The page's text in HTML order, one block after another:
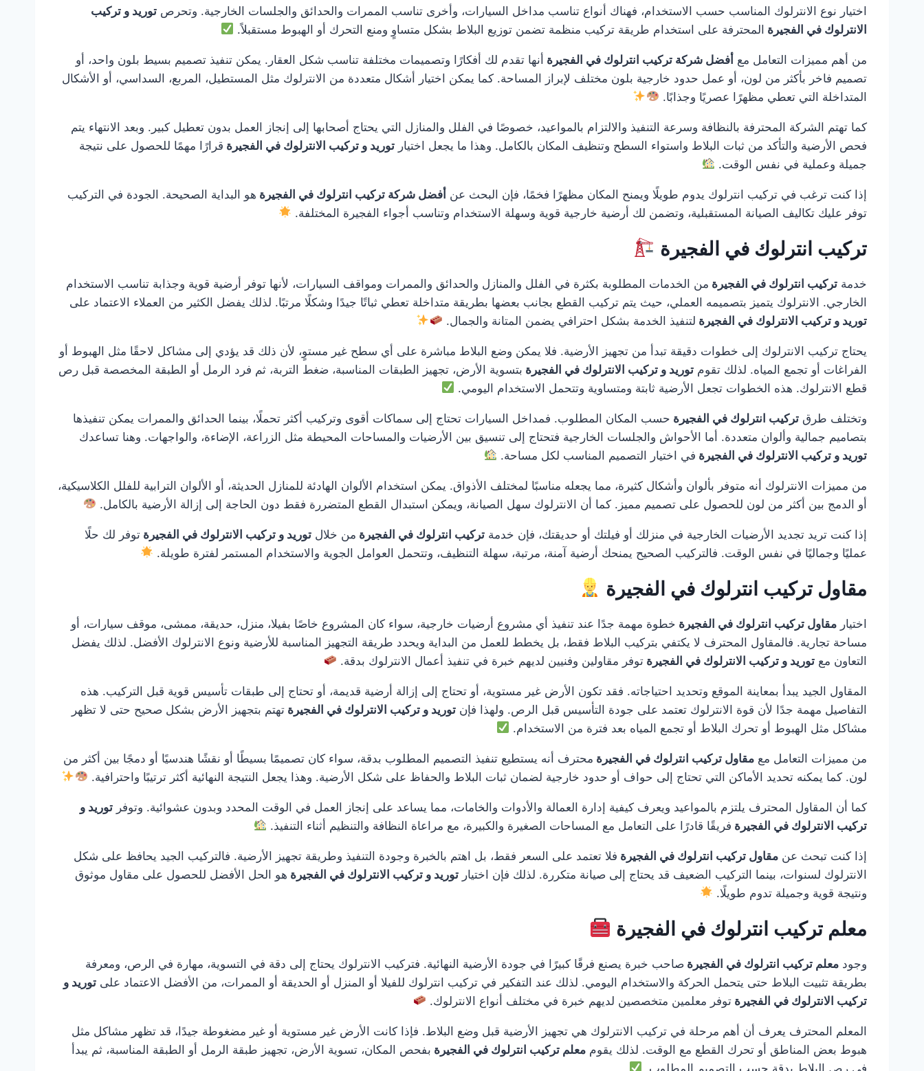
اختيار نوع الانترلوك المناسب حسب الاستخدام، فهناك أنواع تناسب مداخل السيارات، وأخرى تناسب الممرات والحدائق والجلسات الخارجية. وتحرص توريد و تركيب
الانترلوك في الفجيرة المحترفة على استخدام طريقة تركيب منظمة تضمن توزيع البلاط بشكل متساوٍ ومنع التحرك أو الهبوط مستقبلاً.
من أهم مميزات التعامل مع أفضل شركة تركيب انترلوك في الفجيرة أنها تقدم لك أفكارًا وتصميمات مختلفة تناسب شكل العقار. يمكن تنفيذ تصميم بسيط بلون واحد، أو
تصميم فاخر بأكثر من لون، أو عمل حدود خارجية بلون مختلف لإبراز المساحة. كما يمكن اختيار أشكال متعددة من الانترلوك مثل المستطيل، المربع، السداسي، أو الأشكال
المتداخلة التي تعطي مظهرًا عصريًا وجذابًا.
كما تهتم الشركة المحترفة بالنظافة وسرعة التنفيذ والالتزام بالمواعيد، خصوصًا في الفلل والمنازل التي يحتاج أصحابها إلى إنجاز العمل بدون تعطيل كبير. وبعد الانتهاء يتم
فحص الأرضية والتأكد من ثبات البلاط واستواء السطح وتنظيف المكان بالكامل. وهذا ما يجعل اختيار توريد و تركيب الانترلوك في الفجيرة قرارًا مهمًا للحصول على نتيجة
جميلة وعملية في نفس الوقت.
إذا كنت ترغب في تركيب انترلوك يدوم طويلًا ويمنح المكان مظهرًا فخمًا، فإن البحث عن أفضل شركة تركيب انترلوك في الفجيرة هو البداية الصحيحة. الجودة في التركيب
توفر عليك تكاليف الصيانة المستقبلية، وتضمن لك أرضية خارجية قوية وسهلة الاستخدام وتناسب أجواء الفجيرة المختلفة.
تركيب انترلوك في الفجيرة
خدمة تركيب انترلوك في الفجيرة من الخدمات المطلوبة بكثرة في الفلل والمنازل والحدائق والممرات ومواقف السيارات، لأنها توفر أرضية قوية وجذابة تناسب الاستخدام
الخارجي. الانترلوك يتميز بتصميمه العملي، حيث يتم تركيب القطع بجانب بعضها بطريقة متداخلة تعطي ثباتًا جيدًا وشكلًا مرتبًا. لذلك يفضل الكثير من العملاء الاعتماد على
توريد و تركيب الانترلوك في الفجيرة لتنفيذ الخدمة بشكل احترافي يضمن المتانة والجمال.
يحتاج تركيب الانترلوك إلى خطوات دقيقة تبدأ من تجهيز الأرضية. فلا يمكن وضع البلاط مباشرة على أي سطح غير مستوٍ، لأن ذلك قد يؤدي إلى مشاكل لاحقًا مثل الهبوط أو
الفراغات أو تجمع المياه. لذلك تقوم توريد و تركيب الانترلوك في الفجيرة بتسوية الأرض، تجهيز الطبقات المناسبة، ضغط التربة، ثم فرد الرمل أو الطبقة المخصصة قبل رص
قطع الانترلوك. هذه الخطوات تجعل الأرضية ثابتة ومتساوية وتتحمل الاستخدام اليومي.
وتختلف طرق تركيب انترلوك في الفجيرة حسب المكان المطلوب. فمداخل السيارات تحتاج إلى سماكات أقوى وتركيب أكثر تحملًا، بينما الحدائق والممرات يمكن تنفيذها
بتصاميم جمالية وألوان متعددة. أما الأحواش والجلسات الخارجية فتحتاج إلى تنسيق بين الأرضيات والمساحات المحيطة مثل الزراعة، الإضاءة، والواجهات. وهنا تساعدك
توريد و تركيب الانترلوك في الفجيرة في اختيار التصميم المناسب لكل مساحة.
من مميزات الانترلوك أنه متوفر بألوان وأشكال كثيرة، مما يجعله مناسبًا لمختلف الأذواق. يمكن استخدام الألوان الهادئة للمنازل الحديثة، أو الألوان الترابية للفلل الكلاسيكية،
أو الدمج بين أكثر من لون للحصول على تصميم مميز. كما أن الانترلوك سهل الصيانة، ويمكن استبدال القطع المتضررة فقط دون الحاجة إلى إزالة الأرضية بالكامل.
إذا كنت تريد تجديد الأرضيات الخارجية في منزلك أو فيلتك أو حديقتك، فإن خدمة تركيب انترلوك في الفجيرة من خلال توريد و تركيب الانترلوك في الفجيرة توفر لك حلًا
عمليًا وجماليًا في نفس الوقت. فالتركيب الصحيح يمنحك أرضية آمنة، مرتبة، سهلة التنظيف، وتتحمل العوامل الجوية والاستخدام المستمر لفترة طويلة.
مقاول تركيب انترلوك في الفجيرة
اختيار مقاول تركيب انترلوك في الفجيرة خطوة مهمة جدًا عند تنفيذ أي مشروع أرضيات خارجية، سواء كان المشروع خاصًا بفيلا، منزل، حديقة، ممشى، موقف سيارات، أو
مساحة تجارية. فالمقاول المحترف لا يكتفي بتركيب البلاط فقط، بل يخطط للعمل من البداية ويحدد طريقة التجهيز المناسبة للأرضية ونوع الانترلوك الأفضل. لذلك يفضل
التعاون مع توريد و تركيب الانترلوك في الفجيرة توفر مقاولين وفنيين لديهم خبرة في تنفيذ أعمال الانترلوك بدقة.
المقاول الجيد يبدأ بمعاينة الموقع وتحديد احتياجاته. فقد تكون الأرض غير مستوية، أو تحتاج إلى إزالة أرضية قديمة، أو تحتاج إلى طبقات تأسيس قوية قبل التركيب. هذه
التفاصيل مهمة جدًا لأن قوة الانترلوك تعتمد على جودة التأسيس قبل الرص. ولهذا فإن توريد و تركيب الانترلوك في الفجيرة تهتم بتجهيز الأرض بشكل صحيح حتى لا تظهر
مشاكل مثل الهبوط أو تحرك البلاط أو تجمع المياه بعد فترة من الاستخدام.
من مميزات التعامل مع مقاول تركيب انترلوك في الفجيرة محترف أنه يستطيع تنفيذ التصميم المطلوب بدقة، سواء كان تصميمًا بسيطًا أو نقشًا هندسيًا أو دمجًا بين أكثر من
لون. كما يمكنه تحديد الأماكن التي تحتاج إلى حواف أو حدود خارجية لضمان ثبات البلاط والحفاظ على شكل الأرضية. وهذا يجعل النتيجة النهائية أكثر ترتيبًا واحترافية.
كما أن المقاول المحترف يلتزم بالمواعيد ويعرف كيفية إدارة العمالة والأدوات والخامات، مما يساعد على إنجاز العمل في الوقت المحدد وبدون عشوائية. وتوفر توريد و
تركيب الانترلوك في الفجيرة فريقًا قادرًا على التعامل مع المساحات الصغيرة والكبيرة، مع مراعاة النظافة والتنظيم أثناء التنفيذ.
إذا كنت تبحث عن مقاول تركيب انترلوك في الفجيرة فلا تعتمد على السعر فقط، بل اهتم بالخبرة وجودة التنفيذ وطريقة تجهيز الأرضية. فالتركيب الجيد يحافظ على شكل
الانترلوك لسنوات، بينما التركيب الضعيف قد يحتاج إلى صيانة متكررة. لذلك فإن اختيار توريد و تركيب الانترلوك في الفجيرة هو الحل الأفضل للحصول على مقاول موثوق
ونتيجة قوية وجميلة تدوم طويلًا.
معلم تركيب انترلوك في الفجيرة
وجود معلم تركيب انترلوك في الفجيرة صاحب خبرة يصنع فرقًا كبيرًا في جودة الأرضية النهائية. فتركيب الانترلوك يحتاج إلى دقة في التسوية، مهارة في الرص، ومعرفة
بطريقة تثبيت البلاط حتى يتحمل الحركة والاستخدام اليومي. لذلك عند التفكير في تركيب انترلوك للفيلا أو المنزل أو الحديقة أو الممرات، من الأفضل الاعتماد على توريد و
تركيب الانترلوك في الفجيرة توفر معلمين متخصصين لديهم خبرة في مختلف أنواع الانترلوك.
المعلم المحترف يعرف أن أهم مرحلة في تركيب الانترلوك هي تجهيز الأرضية قبل وضع البلاط. فإذا كانت الأرض غير مستوية أو غير مضغوطة جيدًا، قد تظهر مشاكل مثل
هبوط بعض المناطق أو تحرك القطع مع الوقت. لذلك يقوم معلم تركيب انترلوك في الفجيرة بفحص المكان، تسوية الأرض، تجهيز طبقة الرمل أو الطبقة المناسبة، ثم يبدأ
في رص البلاط بدقة حسب التصميم المطلوب.